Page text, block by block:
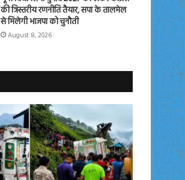
की त्रिस्तरीय रणनीति तैयार, सपा के तालमेल
से मिलेगी भाजपा को चुनौती
August 8, 2026